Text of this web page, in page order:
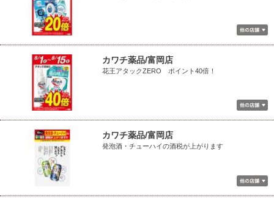
カワチ薬品/富岡店
花王アタックZERO ポイント40倍！
カワチ薬品/富岡店
発泡酒・チューハイの酒税が上がります